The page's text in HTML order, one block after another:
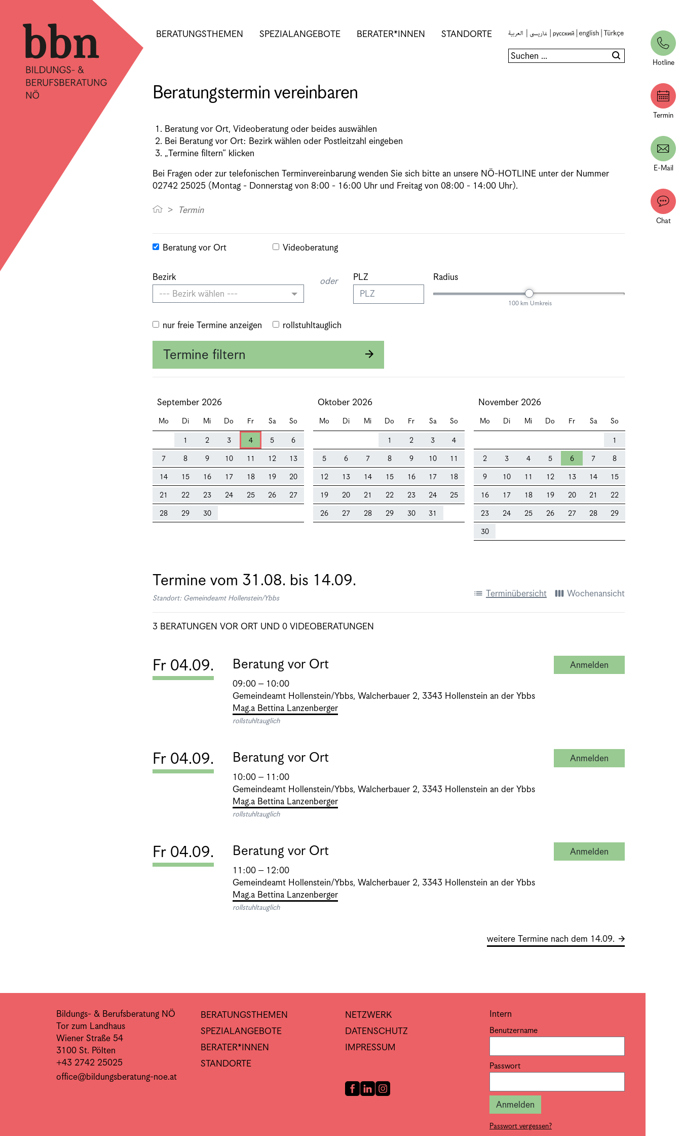
BERATUNGSTHEMEN SPEZIALANGEBOTE BERATER*INNEN STANDORTE
Hotline
Termin
E-Mail
Chat
Beratungstermin vereinbaren
Beratung vor Ort, Videoberatung oder beides auswählen
Bei Beratung vor Ort: Bezirk wählen oder Postleitzahl eingeben
„Termine filtern“ klicken
Bei Fragen oder zur telefonischen Terminvereinbarung wenden Sie sich bitte an unsere NÖ-HOTLINE unter der Nummer
02742 25025 (Montag - Donnerstag von 8:00 - 16:00 Uhr und Freitag von 08:00 - 14:00 Uhr).
Termin
Beratung vor Ort Videoberatung
Bezirk
--- Bezirk wählen ---
oder PLZ Radius
100 km Umkreis
nur freie Termine anzeigen rollstuhltauglich
Termine filtern
September 2026
Mo Di Mi Do Fr Sa So
1 2 3 4 5 6
7 8 9 10 11 12 13
14 15 16 17 18 19 20
21 22 23 24 25 26 27
28 29 30
Oktober 2026
Mo Di Mi Do Fr Sa So
1 2 3 4
5 6 7 8 9 10 11
12 13 14 15 16 17 18
19 20 21 22 23 24 25
26 27 28 29 30 31
November 2026
Mo Di Mi Do Fr Sa So
1
2 3 4 5 6 7 8
9 10 11 12 13 14 15
16 17 18 19 20 21 22
23 24 25 26 27 28 29
30
Termine vom 31.08. bis 14.09.
Standort: Gemeindeamt Hollenstein/Ybbs list Terminübersicht view_week Wochenansicht
3 BERATUNGEN VOR ORT UND 0 VIDEOBERATUNGEN
Fr 04.09. Anmelden
Beratung vor Ort
09:00 – 10:00
Gemeindeamt Hollenstein/Ybbs, Walcherbauer 2, 3343 Hollenstein an der Ybbs
Mag.a Bettina Lanzenberger
rollstuhltauglich
Fr 04.09. Anmelden
Beratung vor Ort
10:00 – 11:00
Gemeindeamt Hollenstein/Ybbs, Walcherbauer 2, 3343 Hollenstein an der Ybbs
Mag.a Bettina Lanzenberger
rollstuhltauglich
Fr 04.09. Anmelden
Beratung vor Ort
11:00 – 12:00
Gemeindeamt Hollenstein/Ybbs, Walcherbauer 2, 3343 Hollenstein an der Ybbs
Mag.a Bettina Lanzenberger
rollstuhltauglich
weitere Termine nach dem 14.09.
Bildungs- & Berufsberatung NÖ
Tor zum Landhaus
Wiener Straße 54
3100 St. Pölten
+43 2742 25025
office@bildungsberatung-noe.at
BERATUNGSTHEMEN
SPEZIALANGEBOTE
BERATER*INNEN
STANDORTE
NETZWERK
DATENSCHUTZ
IMPRESSUM
Intern
Benutzername
Passwort
Anmelden
Passwort vergessen?